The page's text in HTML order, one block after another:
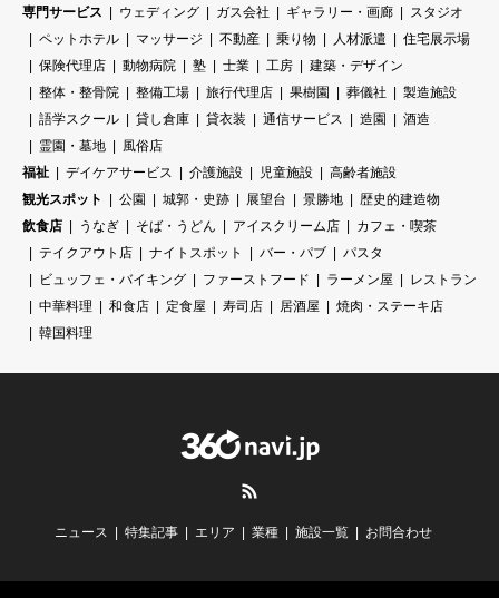
専門サービス
ウェディング ガス会社 ギャラリー・画廊
スタジオ
ペットホテル
マッサージ 不動産 乗り物 人材派遣
住宅展示場
保険代理店
動物病院 塾 士業 工房
建築・デザイン
整体・整骨院
整備工場 旅行代理店 果樹園 葬儀社
製造施設
語学スクール
貸し倉庫 貸衣装 通信サービス 造園
酒造
霊園・墓地
風俗店
福祉
デイケアサービス 介護施設 児童施設
高齢者施設
観光スポット
公園 城郭・史跡 展望台 景勝地
歴史的建造物
飲食店
うなぎ そば・うどん アイスクリーム店
カフェ・喫茶
テイクアウト店
ナイトスポット バー・パブ
パスタ
ビュッフェ・バイキング
ファーストフード ラーメン屋
レストラン
中華料理
和食店 定食屋 寿司店 居酒屋
焼肉・ステーキ店
韓国料理
ニュース 特集記事 エリア 業種 施設一覧 お問合わせ